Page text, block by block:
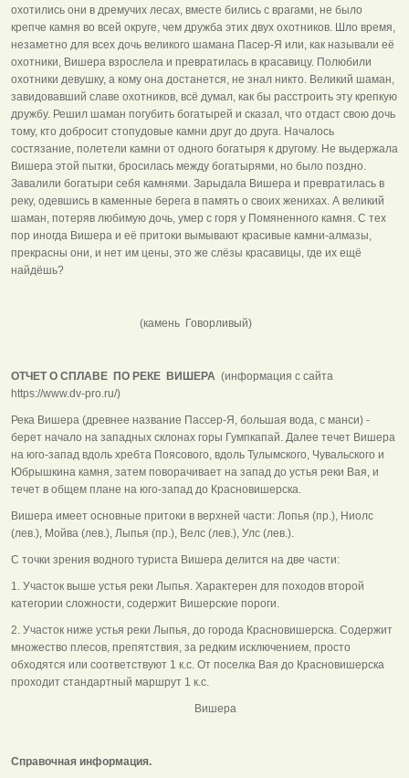
охотились они в дремучих лесах, вместе бились с врагами, не было
крепче камня во всей округе, чем дружба этих двух охотников. Шло время,
незаметно для всех дочь великого шамана Пасер-Я или, как называли её
охотники, Вишера взрослела и превратилась в красавицу. Полюбили
охотники девушку, а кому она достанется, не знал никто. Великий шаман,
завидовавший славе охотников, всё думал, как бы расстроить эту крепкую
дружбу. Решил шаман погубить богатырей и сказал, что отдаст свою дочь
тому, кто добросит стопудовые камни друг до друга. Началось
состязание, полетели камни от одного богатыря к другому. Не выдержала
Вишера этой пытки, бросилась между богатырями, но было поздно.
Завалили богатыри себя камнями. Зарыдала Вишера и превратилась в
реку, одевшись в каменные берега в память о своих женихах. А великий
шаман, потеряв любимую дочь, умер с горя у Помяненного камня. С тех
пор иногда Вишера и её притоки вымывают красивые камни-алмазы,
прекрасны они, и нет им цены, это же слёзы красавицы, где их ещё
найдёшь?
(камень Говорливый)
ОТЧЕТ О СПЛАВЕ ПО РЕКЕ ВИШЕРА (информация с сайта
https://www.dv-pro.ru/)
Река Вишера (древнее название Пассер-Я, большая вода, с манси) -
берет начало на западных склонах горы Гумпкапай. Далее течет Вишера
на юго-запад вдоль хребта Поясового, вдоль Тулымского, Чувальского и
Юбрышкина камня, затем поворачивает на запад до устья реки Вая, и
течет в общем плане на юго-запад до Красновишерска.
Вишера имеет основные притоки в верхней части: Лопья (пр.), Ниолс
(лев.), Мойва (лев.), Лыпья (пр.), Велс (лев.), Улс (лев.).
С точки зрения водного туриста Вишера делится на две части:
1. Участок выше устья реки Лыпья. Характерен для походов второй
категории сложности, содержит Вишерские пороги.
2. Участок ниже устья реки Лыпья, до города Красновишерска. Содержит
множество плесов, препятствия, за редким исключением, просто
обходятся или соответствуют 1 к.с. От поселка Вая до Красновишерска
проходит стандартный маршрут 1 к.с.
Вишера
Справочная информация.